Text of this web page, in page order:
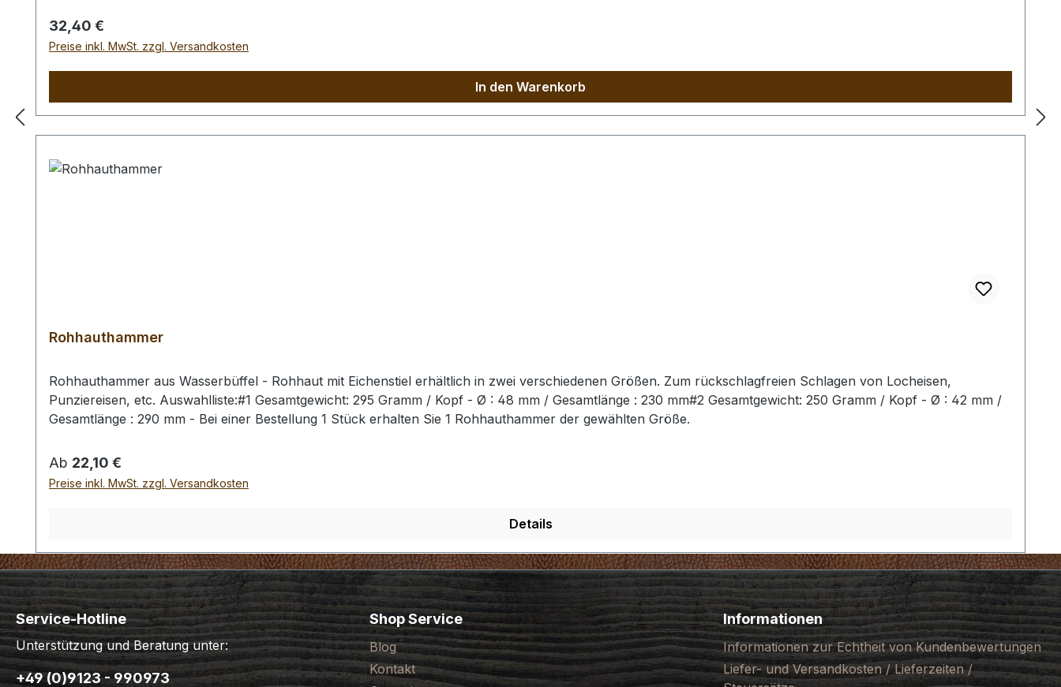
Regulärer Preis:
32,40 €
Preise inkl. MwSt. zzgl. Versandkosten
In den Warenkorb
Rohhauthammer
Rohhauthammer aus Wasserbüffel - Rohhaut mit Eichenstiel erhältlich in zwei verschiedenen Größen. Zum rückschlagfreien Schlagen von Locheisen,
Punziereisen, etc. Auswahlliste:#1 Gesamtgewicht: 295 Gramm / Kopf - Ø : 48 mm / Gesamtlänge : 230 mm#2 Gesamtgewicht: 250 Gramm / Kopf - Ø : 42 mm /
Gesamtlänge : 290 mm - Bei einer Bestellung 1 Stück erhalten Sie 1 Rohhauthammer der gewählten Größe.
Regulärer Preis:
Ab 22,10 €
Preise inkl. MwSt. zzgl. Versandkosten
Details
Service-Hotline
Unterstützung und Beratung unter:
+49 (0)9123 - 990973
Shop Service
Blog
Kontakt
Informationen
Informationen zur Echtheit von Kundenbewertungen
Liefer- und Versandkosten / Lieferzeiten /